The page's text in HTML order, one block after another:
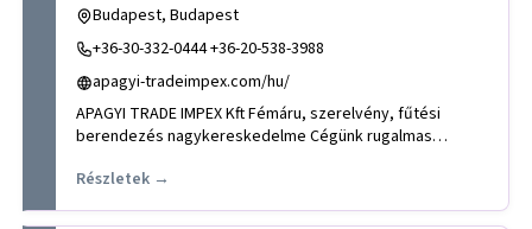
Budapest, Budapest
+36-30-332-0444 +36-20-538-3988
apagyi-tradeimpex.com/hu/
APAGYI TRADE IMPEX Kft Fémáru, szerelvény, fűtési
berendezés nagykereskedelme Cégünk rugalmas
Részletek →